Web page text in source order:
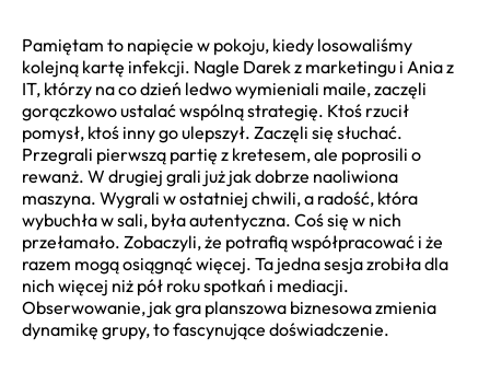
Pamiętam to napięcie w pokoju, kiedy losowaliśmy
kolejną kartę infekcji. Nagle Darek z marketingu i Ania z
IT, którzy na co dzień ledwo wymieniali maile, zaczęli
gorączkowo ustalać wspólną strategię. Ktoś rzucił
pomysł, ktoś inny go ulepszył. Zaczęli się słuchać.
Przegrali pierwszą partię z kretesem, ale poprosili o
rewanż. W drugiej grali już jak dobrze naoliwiona
maszyna. Wygrali w ostatniej chwili, a radość, która
wybuchła w sali, była autentyczna. Coś się w nich
przełamało. Zobaczyli, że potrafią współpracować i że
razem mogą osiągnąć więcej. Ta jedna sesja zrobiła dla
nich więcej niż pół roku spotkań i mediacji.
Obserwowanie, jak gra planszowa biznesowa zmienia
dynamikę grupy, to fascynujące doświadczenie.